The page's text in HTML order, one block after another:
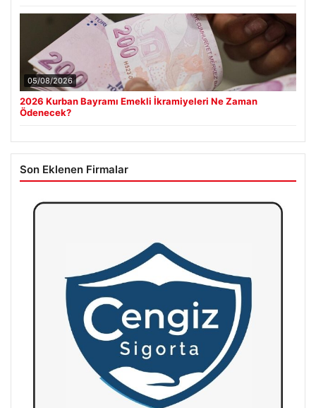
05/08/2026
2026 Kurban Bayramı Emekli İkramiyeleri Ne Zaman
Ödenecek?
Son Eklenen Firmalar